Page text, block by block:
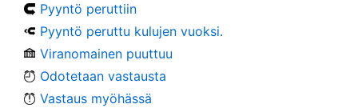
Pyyntö peruttiin
Pyyntö peruttu kulujen vuoksi.
Viranomainen puuttuu
Odotetaan vastausta
Vastaus myöhässä